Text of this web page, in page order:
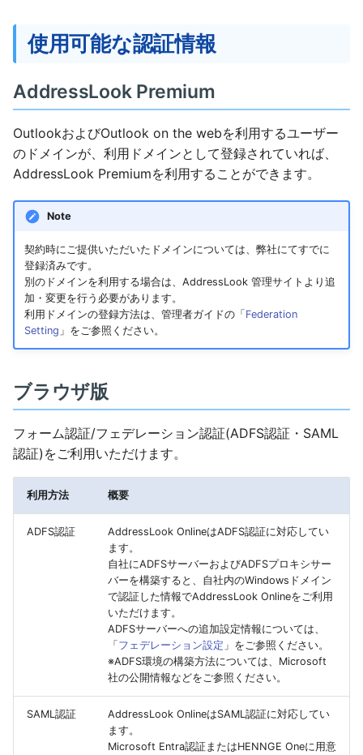
使用可能な認証情報
AddressLook Premium
OutlookおよびOutlook on the webを利用するユーザー
のドメインが、利用ドメインとして登録されていれば、
AddressLook Premiumを利用することができます。
Note
契約時にご提供いただいたドメインについては、弊社にてすでに
登録済みです。
別のドメインを利用する場合は、AddressLook 管理サイトより追
加・変更を行う必要があります。
利用ドメインの登録方法は、管理者ガイドの「Federation
Setting 」をご参照ください。
ブラウザ版
フォーム認証/フェデレーション認証(ADFS認証・SAML
認証)をご利用いただけます。
利用方法 概要
ADFS認証
AddressLook OnlineはADFS認証に対応してい
ます。
自社にADFSサーバーおよびADFSプロキシサー
バーを構築すると、自社内のWindowsドメイン
で認証した情報でAddressLook Onlineをご利用
いただけます。
ADFSサーバーへの追加設定情報については、
「フェデレーション設定 」をご参照ください。
※ADFS環境の構築方法については、Microsoft
社の公開情報などをご参照ください。
SAML認証
AddressLook OnlineはSAML認証に対応してい
ます。
Microsoft Entra認証またはHENNGE Oneに用意